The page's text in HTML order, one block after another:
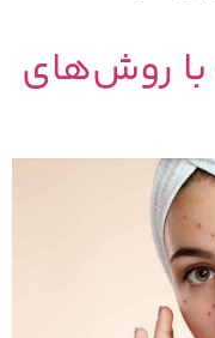
روش‌های